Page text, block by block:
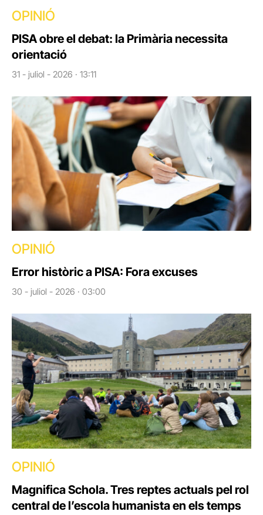
OPINIÓ
PISA obre el debat: la Primària necessita
orientació
31 - juliol - 2026 · 13:11
OPINIÓ
Error històric a PISA: Fora excuses
30 - juliol - 2026 · 03:00
OPINIÓ
Magnifica Schola. Tres reptes actuals pel rol
central de l’escola humanista en els temps